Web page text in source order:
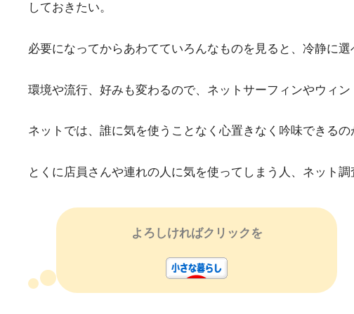
しておきたい。
必要になってからあわてていろんなものを見ると、冷静に選
環境や流行、好みも変わるので、ネットサーフィンやウィ
ネットでは、誰に気を使うことなく心置きなく吟味できるの
とくに店員さんや連れの人に気を使ってしまう人、ネット調
よろしければクリックを